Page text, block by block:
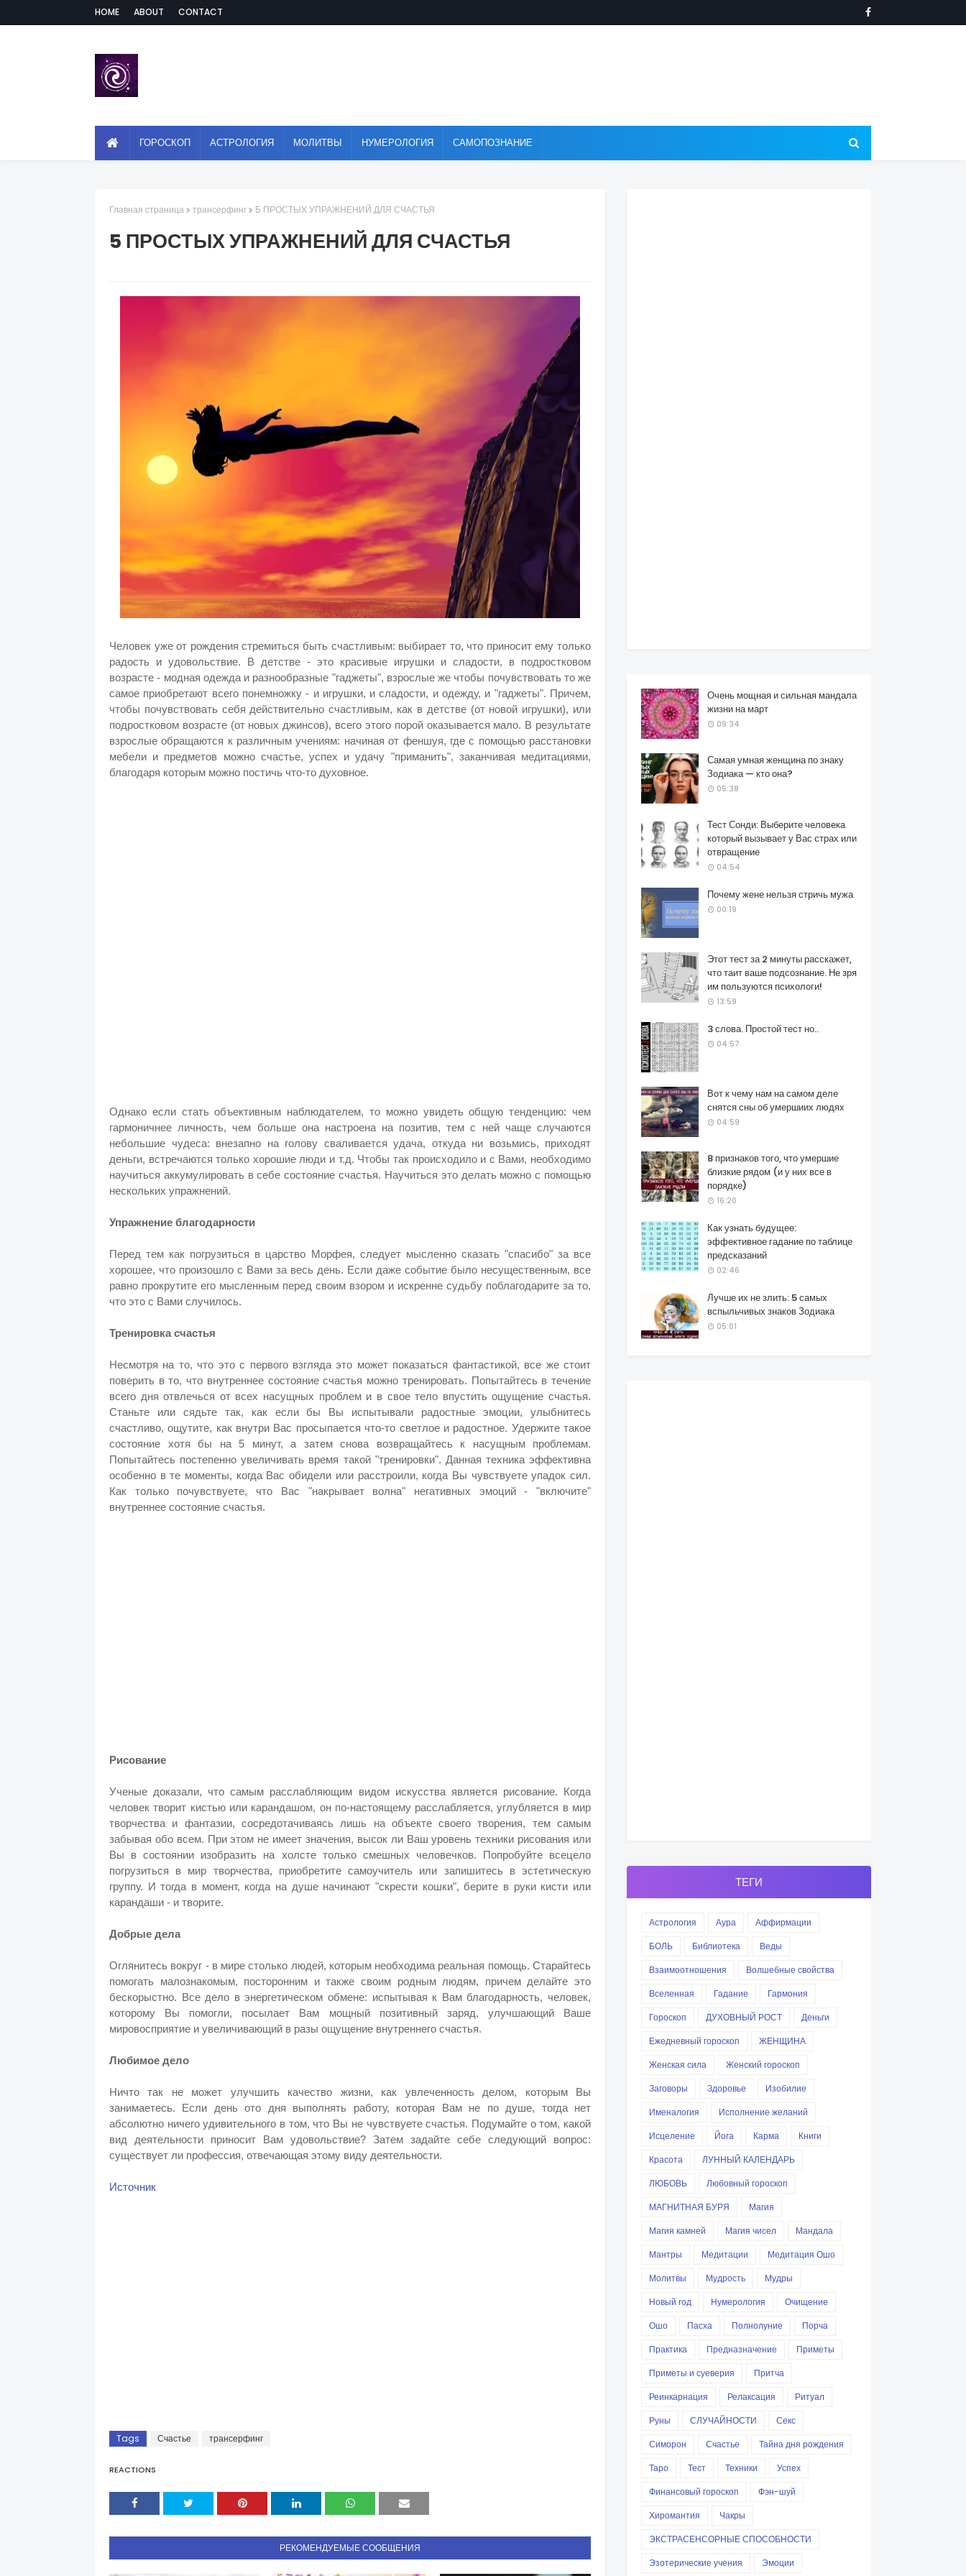
HOME ABOUT CONTACT
ГОРОСКОП АСТРОЛОГИЯ МОЛИТВЫ НУМЕРОЛОГИЯ САМОПОЗНАНИЕ
Главная страница трансерфинг 5 ПРОСТЫХ УПРАЖНЕНИЙ ДЛЯ СЧАСТЬЯ
5 ПРОСТЫХ УПРАЖНЕНИЙ ДЛЯ СЧАСТЬЯ
Человек уже от рождения стремиться быть счастливым: выбирает то, что приносит ему только
радость и удовольствие. В детстве - это красивые игрушки и сладости, в подростковом
возрасте - модная одежда и разнообразные "гаджеты", взрослые же чтобы почувствовать то же
самое приобретают всего понемножку - и игрушки, и сладости, и одежду, и "гаджеты". Причем,
чтобы почувствовать себя действительно счастливым, как в детстве (от новой игрушки), или
подростковом возрасте (от новых джинсов), всего этого порой оказывается мало. В результате
взрослые обращаются к различным учениям: начиная от феншуя, где с помощью расстановки
мебели и предметов можно счастье, успех и удачу "приманить", заканчивая медитациями,
благодаря которым можно постичь что-то духовное.
Однако если стать объективным наблюдателем, то можно увидеть общую тенденцию: чем
гармоничнее личность, чем больше она настроена на позитив, тем с ней чаще случаются
небольшие чудеса: внезапно на голову сваливается удача, откуда ни возьмись, приходят
деньги, встречаются только хорошие люди и т.д. Чтобы так происходило и с Вами, необходимо
научиться аккумулировать в себе состояние счастья. Научиться это делать можно с помощью
нескольких упражнений.
Упражнение благодарности
Перед тем как погрузиться в царство Морфея, следует мысленно сказать "спасибо" за все
хорошее, что произошло с Вами за весь день. Если даже событие было несущественным, все
равно прокрутите его мысленным перед своим взором и искренне судьбу поблагодарите за то,
что это с Вами случилось.
Тренировка счастья
Несмотря на то, что это с первого взгляда это может показаться фантастикой, все же стоит
поверить в то, что внутреннее состояние счастья можно тренировать. Попытайтесь в течение
всего дня отвлечься от всех насущных проблем и в свое тело впустить ощущение счастья.
Станьте или сядьте так, как если бы Вы испытывали радостные эмоции, улыбнитесь
счастливо, ощутите, как внутри Вас просыпается что-то светлое и радостное. Удержите такое
состояние хотя бы на 5 минут, а затем снова возвращайтесь к насущным проблемам.
Попытайтесь постепенно увеличивать время такой "тренировки". Данная техника эффективна
особенно в те моменты, когда Вас обидели или расстроили, когда Вы чувствуете упадок сил.
Как только почувствуете, что Вас "накрывает волна" негативных эмоций - "включите"
внутреннее состояние счастья.
Рисование
Ученые доказали, что самым расслабляющим видом искусства является рисование. Когда
человек творит кистью или карандашом, он по-настоящему расслабляется, углубляется в мир
творчества и фантазии, сосредотачиваясь лишь на объекте своего творения, тем самым
забывая обо всем. При этом не имеет значения, высок ли Ваш уровень техники рисования или
Вы в состоянии изобразить на холсте только смешных человечков. Попробуйте всецело
погрузиться в мир творчества, приобретите самоучитель или запишитесь в эстетическую
группу. И тогда в момент, когда на душе начинают "скрести кошки", берите в руки кисти или
карандаши - и творите.
Добрые дела
Оглянитесь вокруг - в мире столько людей, которым необходима реальная помощь. Старайтесь
помогать малознакомым, посторонним и также своим родным людям, причем делайте это
бескорыстно. Все дело в энергетическом обмене: испытывая к Вам благодарность, человек,
которому Вы помогли, посылает Вам мощный позитивный заряд, улучшающий Ваше
мировосприятие и увеличивающий в разы ощущение внутреннего счастья.
Любимое дело
Ничто так не может улучшить качество жизни, как увлеченность делом, которым Вы
занимаетесь. Если день ото дня выполнять работу, которая Вам не по душе, тогда нет
абсолютно ничего удивительного в том, что Вы не чувствуете счастья. Подумайте о том, какой
вид деятельности приносит Вам удовольствие? Затем задайте себе следующий вопрос:
существует ли профессия, отвечающая этому виду деятельности.
Источник
Tags Счастье трансерфинг
REACTIONS
РЕКОМЕНДУЕМЫЕ СООБЩЕНИЯ
Очень мощная и сильная мандала
жизни на март
09:34
Самая умная женщина по знаку
Зодиака — кто она?
05:38
Тест Сонди: Выберите человека
который вызывает у Вас страх или
отвращение
04:54
Почему жене нельзя стричь мужа
00:19
Этот тест за 2 минуты расскажет,
что таит ваше подсознание. Не зря
им пользуются психологи!
13:59
3 слова. Простой тест но..
04:57
Вот к чему нам на самом деле
снятся сны об умершиих людях
04:59
8 признаков того, что умершие
близкие рядом (и у них все в
порядке)
16:20
Как узнать будущее:
эффективное гадание по таблице
предсказаний
02:46
Лучше их не злить: 5 самых
вспыльчивых знаков Зодиака
05:01
ТЕГИ
Астрология Аура
Аффирмации
БОЛЬ
Библиотека
Веды
Взаимоотношения
Волшебные свойства
Вселенная
Гадание
Гармония
Гороскоп
ДУХОВНЫЙ РОСТ
Деньги
Ежедневный гороскоп
ЖЕНЩИНА
Женская сила
Женский гороскоп
Заговоры
Здоровье
Изобилие
Именалогия
Исполнение желаний
Исцеление
Йога Карма
Книги
Красота
ЛУННЫЙ КАЛЕНДАРЬ
ЛЮБОВЬ
Любовный гороскоп
МАГНИТНАЯ БУРЯ
Магия
Магия камней
Магия чисел
Мандала
Мантры
Медитации
Медитация Ошо
Молитвы
Мудрость
Мудры
Новый год
Нумерология
Очищение
Ошо
Пасха Полнолуние
Порча
Практика
Предназначение
Приметы
Приметы и суеверия
Притча
Реинкарнация
Релаксация
Ритуал
Руны
СЛУЧАЙНОСТИ
Секс
Симорон
Счастье
Тайна дня рождения
Таро
Тест Техники
Успех
Финансовый гороскоп
Фэн-шуй
Хиромантия
Чакры
ЭКСТРАСЕНСОРНЫЕ СПОСОБНОСТИ
Эзотерические учения
Эмоции